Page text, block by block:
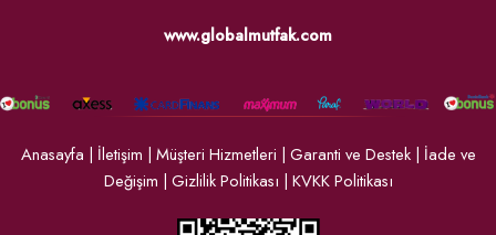
www.globalmutfak.com
Anasayfa | İletişim | Müşteri Hizmetleri | Garanti ve Destek| İade ve
Değişim | Gizlilik Politikası | KVKK Politikası